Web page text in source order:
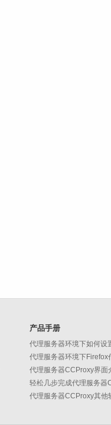
产品手册
代理服务器环境下如何设
代理服务器环境下Firefox
代理服务器CCProxy界面
轻松几步完成代理服务器
代理服务器CCProxy其他